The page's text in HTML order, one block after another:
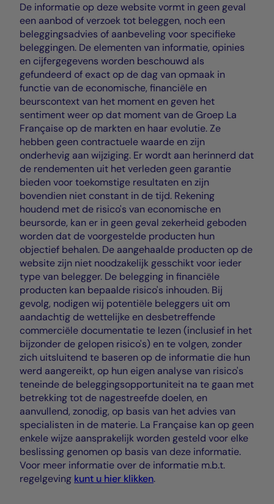
De informatie op deze website vormt in geen geval
een aanbod of verzoek tot beleggen, noch een
beleggingsadvies of aanbeveling voor specifieke
beleggingen. De elementen van informatie, opinies
en cijfergegevens worden beschouwd als
gefundeerd of exact op de dag van opmaak in
functie van de economische, financiële en
beurscontext van het moment en geven het
sentiment weer op dat moment van de Groep La
Française op de markten en haar evolutie. Ze
hebben geen contractuele waarde en zijn
onderhevig aan wijziging. Er wordt aan herinnerd dat
de rendementen uit het verleden geen garantie
bieden voor toekomstige resultaten en zijn
bovendien niet constant in de tijd. Rekening
houdend met de risico's van economische en
beursorde, kan er in geen geval zekerheid geboden
worden dat de voorgestelde producten hun
objectief behalen. De aangehaalde producten op de
website zijn niet noodzakelijk gesschikt voor ieder
type van belegger. De belegging in financiële
producten kan bepaalde risico's inhouden. Bij
gevolg, nodigen wij potentiële beleggers uit om
aandachtig de wettelijke en desbetreffende
commerciële documentatie te lezen (inclusief in het
bijzonder de gelopen risico's) en te volgen, zonder
zich uitsluitend te baseren op de informatie die hun
werd aangereikt, op hun eigen analyse van risico's
teneinde de beleggingsopportuniteit na te gaan met
betrekking tot de nagestreefde doelen, en
aanvullend, zonodig, op basis van het advies van
specialisten in de materie. La Française kan op geen
enkele wijze aansprakelijk worden gesteld voor elke
beslissing genomen op basis van deze informatie.
Voor meer informatie over de informatie m.b.t.
regelgeving kunt u hier klikken.